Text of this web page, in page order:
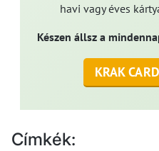
havi vagy éves
Készen állsz a
KRAK
Címkék: